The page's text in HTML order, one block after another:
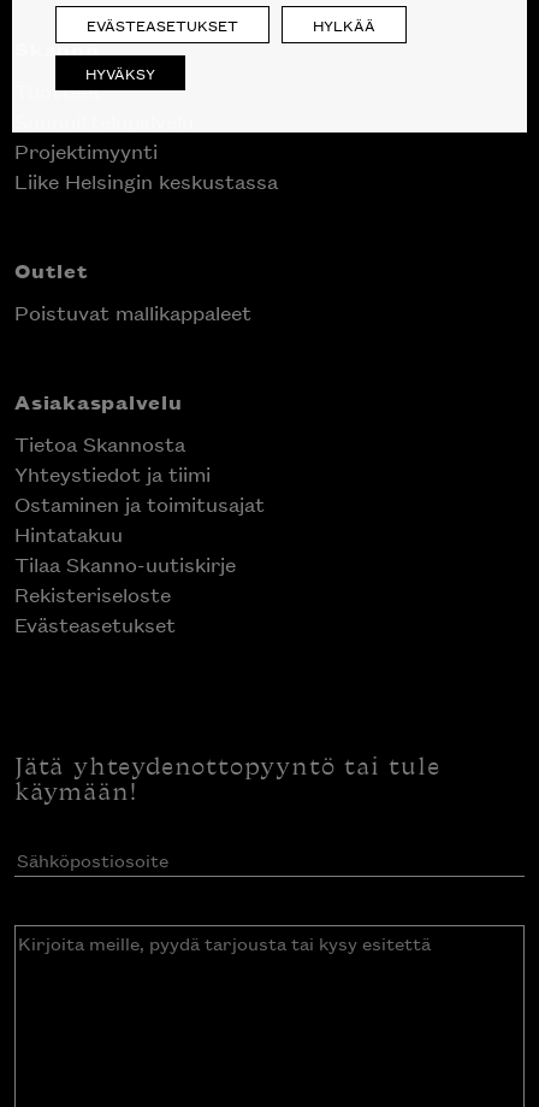
Skanno
Tuotteet
Projektimyynti
Liike Helsingin keskustassa
Outlet
Poistuvat mallikappaleet
Asiakaspalvelu
Tietoa Skannosta
Yhteystiedot ja tiimi
Ostaminen ja toimitusajat
Hintatakuu
Tilaa Skanno-uutiskirje
Rekisteriseloste
Evästeasetukset
Jätä yhteydenottopyyntö tai tule
käymään!
Sähköpostiosoite(Pakollinen)
Kirjoita
EVÄSTEASETUKSET HYLKÄÄ
HYVÄKSY